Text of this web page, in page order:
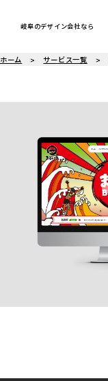
岐阜のデザイン会社なら
ホーム サービス一覧